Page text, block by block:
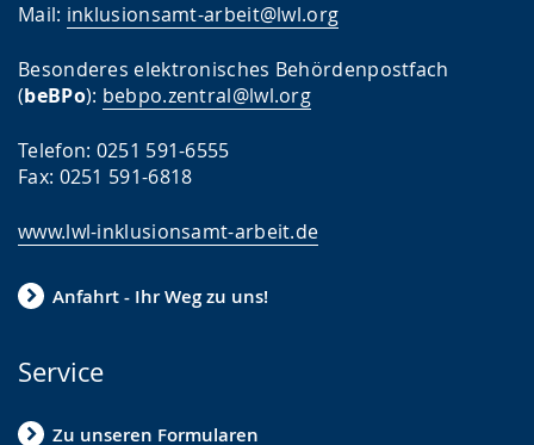
Mail: inklusionsamt-arbeit@lwl.org
Besonderes elektronisches Behördenpostfach
(beBPo): bebpo.zentral@lwl.org
Telefon: 0251 591-6555
Fax: 0251 591-6818
www.lwl-inklusionsamt-arbeit.de
Anfahrt - Ihr Weg zu uns!
Service
Zu unseren Formularen